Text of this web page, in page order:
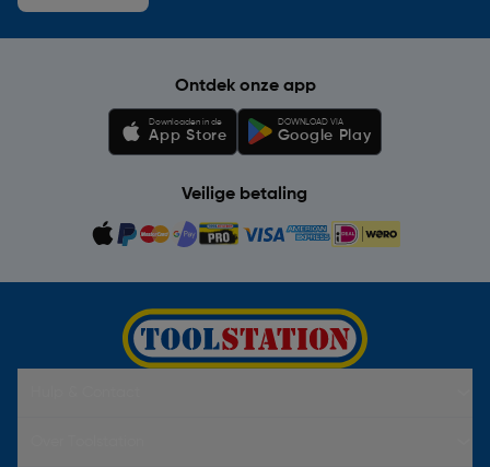
Ontdek onze app
Downloaden in de
App Store
DOWNLOAD VIA
Google Play
Veilige betaling